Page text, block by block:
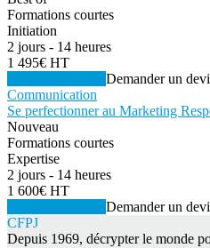
Formations courtes
Initiation
2 jours - 14 heures
1 495€ HT
Demander un
Communication
Se perfectionner au Marketing
Nouveau
Formations courtes
Expertise
2 jours - 14 heures
1 600€ HT
Demander un
CFPJ
Depuis 1969, décrypter le monde